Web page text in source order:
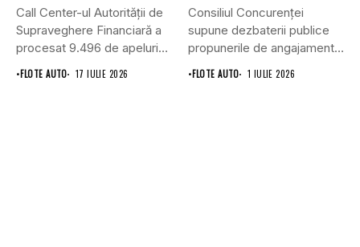
Call Center-ul Autorității de
Supraveghere Financiară a
procesat 9.496 de apeluri
primite...
•FLOTE AUTO 17 IULIE 2026
Consiliul Concurenţei
supune dezbaterii publice
propunerile de angajamente
formulate de Allianz-Ţiriac
•FLOTE AUTO 1 IULIE 2026